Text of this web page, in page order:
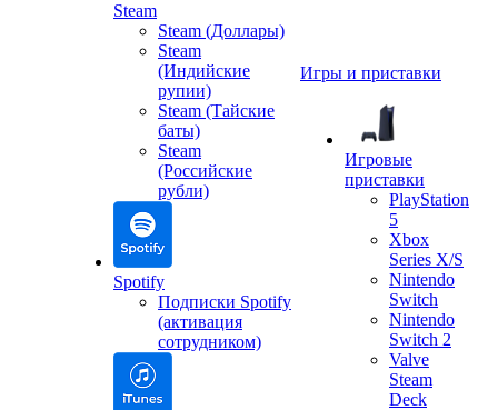
Steam
Steam (Доллары)
Steam
(Индийские
рупии)
Steam (Тайские
баты)
Steam
(Российские
рубли)
Spotify
Подписки Spotify
(активация
сотрудником)
Игры и приставки
Игровые
приставки
PlayStation
5
Xbox
Series X/S
Nintendo
Switch
Nintendo
Switch 2
Valve
Steam
Deck